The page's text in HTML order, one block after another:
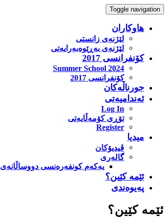
Toggle navigation
هاوکاران
لێژنەی زانستی
لێژنەی بەڕێوەبەرایەتی
کۆنفرانسی 2017
Summer School 2024
کۆنفرانسی 2017
جورناڵەکان
ئەندامیەتی
Log In
تۆڕی کۆمەڵایەتی
Register
میدیا
ڤیدیۆکان
گالەری
یه‌که‌م کونفه‌ره‌نسی دووساڵانه‌ی iisks
ئێمە کێین؟
پەیوەندی
ئێمە کێین؟